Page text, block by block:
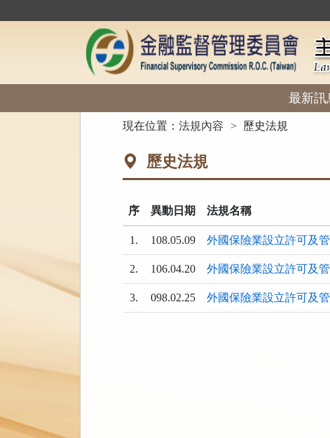
到
最新訊
現在位置：法規內容 歷史法規
歷史法規
序 異動日期 法規名稱
1. 108.05.09 外國保險業設立許可及
2. 106.04.20 外國保險業設立許可及
3. 098.02.25 外國保險業設立許可及